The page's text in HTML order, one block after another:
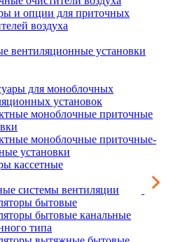
и опции для приточных
воздуха
вентиляционные установки
для моноблочных
установок
моноблочные приточные
моноблочные приточные-
установки
кассетные
системы вентиляции
бытовые
бытовые канальные
типа